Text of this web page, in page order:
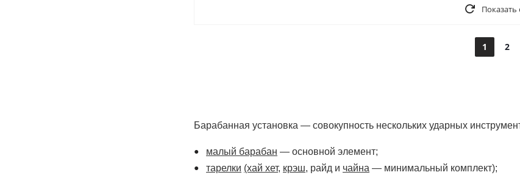
1 2
малый барабан— основной элемент;